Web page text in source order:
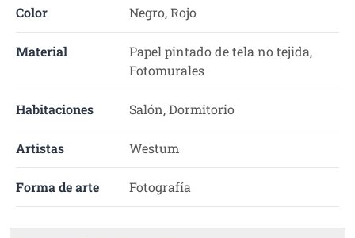
Color Negro, Rojo
Material
Papel pintado de tela no tejida,
Fotomurales
Habitaciones Salón, Dormitorio
Artistas Westum
Forma de arte Fotografía